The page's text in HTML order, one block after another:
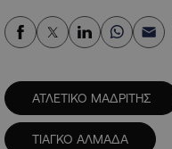
ΑΤΛΕΤΙΚΟ ΜΑΔΡΙΤΗΣ
ΤΙΑΓΚΟ ΑΛΜΑΔΑ